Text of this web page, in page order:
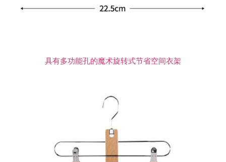
具有多功能孔的魔术旋转式节省空间衣架